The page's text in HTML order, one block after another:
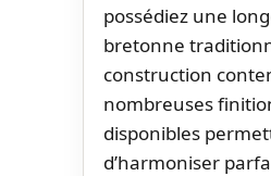
possédiez une
bretonne
construction
nombreuses
disponibles
d’harmoniser